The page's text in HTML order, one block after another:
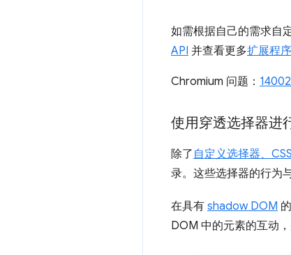
如需根据自己的需求自
API 并查看更多扩展程
Chromium 问题：
使用穿透选择器进
除了 自定义选择器、
录。这些选择器的行为
在具有 shadow DOM
DOM 中的元素的互动，